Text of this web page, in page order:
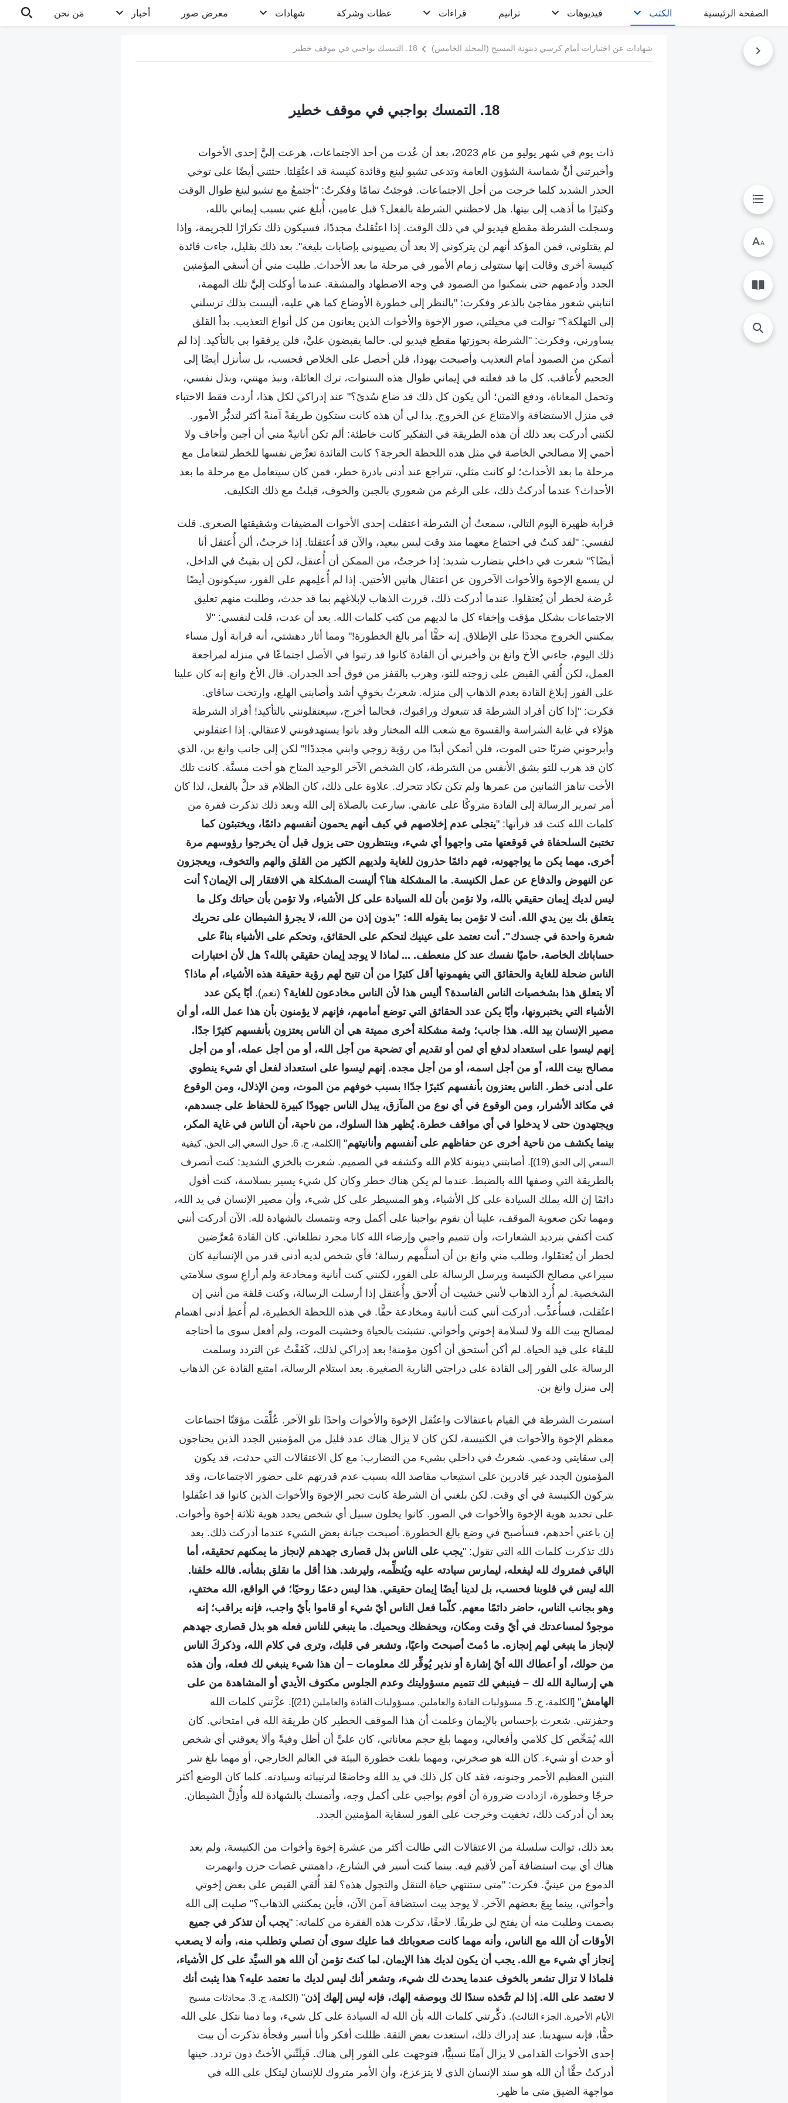
الصفحة الرئيسية الكتب فيديوهات ترانيم قراءات عظات وشركة شهادات معرض صور أخبار مَن نحن
شهادات عن اختبارات أمام كرسي دينونة المسيح (المجلد الخامس) 18. التمسك بواجبي في موقف خطير
18. التمسك بواجبي في موقف خطير
ذات يوم في شهر يوليو من عام 2023، بعد أن عُدت من أحد الاجتماعات، هرعت إليَّ إحدى الأخوات
وأخبرتني أنَّ شماسة الشؤون العامة وتدعى تشيو لينغ وقائدة كنيسة قد اعتُقِلتا. حثتني أيضًا على توخي
الحذر الشديد كلما خرجت من أجل الاجتماعات. فوجئتُ تمامًا وفكرتُ: "أجتمعُ مع تشيو لينغ طوال الوقت
وكثيرًا ما أذهب إلى بيتها. هل لاحظتني الشرطة بالفعل؟ قبل عامين، أُبلغ عني بسبب إيماني بالله،
وسجلت الشرطة مقطع فيديو لي في ذلك الوقت. إذا اعتُقلتُ مجددًا، فسيكون ذلك تكرارًا للجريمة، وإذا
لم يقتلوني، فمن المؤكد أنهم لن يتركوني إلا بعد أن يصيبوني بإصابات بليغة". بعد ذلك بقليل، جاءت قائدة
كنيسة أخرى وقالت إنها ستتولى زمام الأمور في مرحلة ما بعد الأحداث. طلبت مني أن أسقي المؤمنين
الجدد وأدعمهم حتى يتمكنوا من الصمود في وجه الاضطهاد والمشقة. عندما أوكلت إليَّ تلك المهمة،
انتابني شعور مفاجئ بالذعر وفكرت: "بالنظر إلى خطورة الأوضاع كما هي عليه، أليست بذلك ترسلني
إلى التهلكة؟" توالت في مخيلتي، صور الإخوة والأخوات الذين يعانون من كل أنواع التعذيب. بدأ القلق
يساورني، وفكرت: "الشرطة بحوزتها مقطع فيديو لي. حالما يقبضون عليَّ، فلن يرفقوا بي بالتأكيد. إذا لم
أتمكن من الصمود أمام التعذيب وأصبحت يهوذا، فلن أحصل على الخلاص فحسب، بل سأنزل أيضًا إلى
الجحيم لأُعاقب. كل ما قد فعلته في إيماني طوال هذه السنوات، ترك العائلة، ونبذ مهنتي، وبذل نفسي،
وتحمل المعاناة، ودفع الثمن؛ ألن يكون كل ذلك قد ضاع سُدىً؟" عند إدراكي لكل هذا، أردت فقط الاختباء
في منزل الاستضافة والامتناع عن الخروج. بدا لي أن هذه كانت ستكون طريقةً آمنةً أكثر لتدبُّر الأمور.
لكنني أدركت بعد ذلك أن هذه الطريقة في التفكير كانت خاطئة: ألم تكن أنانيةً مني أن أجبن وأخاف ولا
أحمي إلا مصالحي الخاصة في مثل هذه اللحظة الحرجة؟ كانت القائدة تعرِّض نفسها للخطر لتتعامل مع
مرحلة ما بعد الأحداث؛ لو كانت مثلي، تتراجع عند أدنى بادرة خطر، فمن كان سيتعامل مع مرحلة ما بعد
الأحداث؟ عندما أدركتُ ذلك، على الرغم من شعوري بالجبن والخوف، قبلتُ مع ذلك التكليف.
قرابة ظهيرة اليوم التالي، سمعتُ أن الشرطة اعتقلت إحدى الأخوات المضيفات وشقيقتها الصغرى. قلت
لنفسي: "لقد كنتُ في اجتماع معهما منذ وقت ليس ببعيد، والآن قد اُعتقلتا. إذا خرجتُ، ألن أُعتقل أنا
أيضًا؟" شعرت في داخلي بتضارب شديد: إذا خرجتُ، من الممكن أن أُعتقل، لكن إن بقيتُ في الداخل،
لن يسمع الإخوة والأخوات الآخرون عن اعتقال هاتين الأختين. إذا لم أُعلِمهم على الفور، سيكونون أيضًا
عُرضة لخطر أن يُعتقلوا. عندما أدركت ذلك، قررت الذهاب لإبلاغهم بما قد حدث، وطلبت منهم تعليق
الاجتماعات بشكل مؤقت وإخفاء كل ما لديهم من كتب كلمات الله. بعد أن عدت، قلت لنفسي: "لا
يمكنني الخروج مجددًا على الإطلاق. إنه حقًّا أمر بالغ الخطورة!" ومما أثار دهشتي، أنه قرابة أول مساء
ذلك اليوم، جاءني الأخ وانغ بن وأخبرني أن القادة كانوا قد رتبوا في الأصل اجتماعًا في منزله لمراجعة
العمل، لكن أُلقي القبض على زوجته للتو، وهرب بالقفز من فوق أحد الجدران. قال الأخ وانغ إنه كان علينا
على الفور إبلاغ القادة بعدم الذهاب إلى منزله. شعرتُ بخوفٍ أشد وأصابني الهلع، وارتخت ساقاي.
فكرت: "إذا كان أفراد الشرطة قد تتبعوك وراقبوك، فحالما أخرج، سيعتقلونني بالتأكيد! أفراد الشرطة
هؤلاء في غاية الشراسة والقسوة مع شعب الله المختار وقد باتوا يستهدفونني لاعتقالي. إذا اعتقلوني
وأبرحوني ضربًا حتى الموت، فلن أتمكن أبدًا من رؤية زوجي وابني مجددًا!" لكن إلى جانب وانغ بن، الذي
كان قد هرب للتو بشق الأنفس من الشرطة، كان الشخص الآخر الوحيد المتاح هو أخت مسنَّة. كانت تلك
الأخت تناهز الثمانين من عمرها ولم تكن تكاد تتحرك. علاوة على ذلك، كان الظلام قد حلَّ بالفعل، لذا كان
أمر تمرير الرسالة إلى القادة متروكًا على عاتقي. سارعت بالصلاة إلى الله وبعد ذلك تذكرت فقرة من
كلمات الله كنت قد قرأتها: "يتجلى عدم إخلاصهم في كيف أنهم يحمون أنفسهم دائمًا، ويختبئون كما
تختبئ السلحفاة في قوقعتها متى واجهوا أي شيء، وينتظرون حتى يزول قبل أن يخرجوا رؤوسهم مرة
أخرى. مهما يكن ما يواجهونه، فهم دائمًا حذرون للغاية ولديهم الكثير من القلق والهم والتخوف، ويعجزون
عن النهوض والدفاع عن عمل الكنيسة. ما المشكلة هنا؟ أليست المشكلة هي الافتقار إلى الإيمان؟ أنت
ليس لديك إيمان حقيقي بالله، ولا تؤمن بأن لله السيادة على كل الأشياء، ولا تؤمن بأن حياتك وكل ما
يتعلق بك بين يدي الله. أنت لا تؤمن بما يقوله الله: "بدون إذن من الله، لا يجرؤ الشيطان على تحريك
شعرة واحدة في جسدك". أنت تعتمد على عينيك لتحكم على الحقائق، وتحكم على الأشياء بناءً على
حساباتك الخاصة، حاميًا نفسك عند كل منعطف. ... لماذا لا يوجد إيمان حقيقي بالله؟ هل لأن اختبارات
الناس ضحلة للغاية والحقائق التي يفهمونها أقل كثيرًا من أن تتيح لهم رؤية حقيقة هذه الأشياء، أم ماذا؟
ألا يتعلق هذا بشخصيات الناس الفاسدة؟ أليس هذا لأن الناس مخادعون للغاية؟ (نعم). أيًا يكن عدد
الأشياء التي يختبرونها، وأيًا يكن عدد الحقائق التي توضع أمامهم، فإنهم لا يؤمنون بأن هذا عمل الله، أو أن
مصير الإنسان بيد الله. هذا جانب؛ وثمة مشكلة أخرى مميتة هي أن الناس يعتزون بأنفسهم كثيرًا جدًا.
إنهم ليسوا على استعداد لدفع أي ثمن أو تقديم أي تضحية من أجل الله، أو من أجل عمله، أو من أجل
مصالح بيت الله، أو من أجل اسمه، أو من أجل مجده. إنهم ليسوا على استعداد لفعل أي شيء ينطوي
على أدنى خطر. الناس يعتزون بأنفسهم كثيرًا جدًا! بسبب خوفهم من الموت، ومن الإذلال، ومن الوقوع
في مكائد الأشرار، ومن الوقوع في أي نوع من المآزق، يبذل الناس جهودًا كبيرة للحفاظ على جسدهم،
ويجتهدون حتى لا يدخلوا في أي مواقف خطرة. يُظهر هذا السلوك، من ناحية، أن الناس في غاية المكر،
بينما يكشف من ناحية أخرى عن حفاظهم على أنفسهم وأنانيتهم"
[الكلمة، ج. 6. حول السعي إلى الحق. كيفية
السعي إلى الحق (19)]
. أصابتني دينونة كلام الله وكشفه في الصميم. شعرت بالخزي الشديد: كنت أتصرف
بالطريقة التي وصفها الله بالضبط. عندما لم يكن هناك خطر وكان كل شيء يسير بسلاسة، كنت أقول
دائمًا إن الله يملك السيادة على كل الأشياء، وهو المسيطر على كل شيء، وأن مصير الإنسان في يد الله،
ومهما تكن صعوبة الموقف، علينا أن نقوم بواجبنا على أكمل وجه ونتمسك بالشهادة لله. الآن أدركت أنني
كنت أكتفي بترديد الشعارات، وأن تتميم واجبي وإرضاء الله كانا مجرد تطلعاتي. كان القادة مُعرَّضين
لخطر أن يُعتقَلوا، وطلب مني وانغ بن أن أسلَّمهم رسالة؛ فأي شخص لديه أدنى قدر من الإنسانية كان
سيراعي مصالح الكنيسة ويرسل الرسالة على الفور، لكنني كنت أنانية ومخادعة ولم أراعِ سوى سلامتي
الشخصية. لم أُرد الذهاب لأنني خشيت أن أُلاحق وأُعتقل إذا أرسلت الرسالة، وكنت قلقة من أنني إن
اعتُقلت، فسأُعذِّب. أدركت أنني كنت أنانية ومخادعة حقًّا. في هذه اللحظة الخطيرة، لم أُعطِ أدنى اهتمام
لمصالح بيت الله ولا لسلامة إخوتي وأخواتي. تشبثت بالحياة وخشيت الموت، ولم أفعل سوى ما أحتاجه
للبقاء على قيد الحياة. لم أكن أستحق أن أكون مؤمنة! بعد إدراكي لذلك، كَفَفْتُ عن التردد وسلمت
الرسالة على الفور إلى القادة على دراجتي النارية الصغيرة. بعد استلام الرسالة، امتنع القادة عن الذهاب
إلى منزل وانغ بن.
استمرت الشرطة في القيام باعتقالات واعتُقل الإخوة والأخوات واحدًا تلو الآخر. عُلِّقَت مؤقتًا اجتماعات
معظم الإخوة والأخوات في الكنيسة، لكن كان لا يزال هناك عدد قليل من المؤمنين الجدد الذين يحتاجون
إلى سقايتي ودعمي. شعرتُ في داخلي بشيء من التضارب: مع كل الاعتقالات التي حدثت، قد يكون
المؤمنون الجدد غير قادرين على استيعاب مقاصد الله بسبب عدم قدرتهم على حضور الاجتماعات، وقد
يتركون الكنيسة في أي وقت. لكن بلغني أن الشرطة كانت تجبر الإخوة والأخوات الذين كانوا قد اعتُقلوا
على تحديد هوية الإخوة والأخوات في الصور. كانوا يخلون سبيل أي شخص يحدد هوية ثلاثة إخوة وأخوات.
إن باعني أحدهم، فسأصبح في وضع بالغ الخطورة. أصبحت جبانة بعض الشيء عندما أدركت ذلك. بعد
ذلك تذكرت كلمات الله التي تقول: "يجب على الناس بذل قصارى جهدهم لإنجاز ما يمكنهم تحقيقه، أما
الباقي فمتروك لله ليفعله، ليمارس سيادته عليه ويُنظِّمه، وليرشد. هذا أقل ما نقلق بشأنه. فالله خلفنا.
الله ليس في قلوبنا فحسب، بل لدينا أيضًا إيمان حقيقي. هذا ليس دعمًا روحيًا؛ في الواقع، الله مختفٍ،
وهو بجانب الناس، حاضر دائمًا معهم. كلّما فعل الناس أيّ شيء أو قاموا بأيّ واجب، فإنه يراقب؛ إنه
موجودٌ لمساعدتك في أيّ وقت ومكان، ويحفظك ويحميك. ما ينبغي للناس فعله هو بذل قصارى جهدهم
لإنجاز ما ينبغي لهم إنجازه. ما دُمتَ أصبحتَ واعيًا، وتشعر في قلبك، وترى في كلام الله، وذكركَ الناس
من حولك، أو أعطاك الله أيّ إشارة أو نذير يُوفِّر لك معلومات – أن هذا شيء ينبغي لك فعله، وأن هذه
هي إرسالية الله لك – فينبغي لك تتميم مسؤوليتك وعدم الجلوس مكتوف الأيدي أو المشاهدة من على
الهامش" [الكلمة، ج. 5. مسؤوليات القادة والعاملين. مسؤوليات القادة والعاملين (21)]
. عزَّتني كلمات الله
وحفزتني. شعرت بإحساس بالإيمان وعلمت أن هذا الموقف الخطير كان طريقة الله في امتحاني. كان
الله يُمَحِّص كل كلامي وأفعالي، ومهما بلغ حجم معاناتي، كان عليَّ أن أظل وفيةً وألا يعوقني أي شخص
أو حدث أو شيء. كان الله هو صخرتي، ومهما بلغت خطورة البيئة في العالم الخارجي، أو مهما بلغ شر
التنين العظيم الأحمر وجنونه، فقد كان كل ذلك في يد الله وخاضعًا لترتيباته وسيادته. كلما كان الوضع أكثر
حرجًا وخطورة، ازدادت ضرورة أن أقوم بواجبي على أكمل وجه، وأتمسك بالشهادة لله وأُذِلَّ الشيطان.
بعد أن أدركت ذلك، تخفيت وخرجت على الفور لسقاية المؤمنين الجدد.
بعد ذلك، توالت سلسلة من الاعتقالات التي طالت أكثر من عشرة إخوة وأخوات من الكنيسة، ولم يعد
هناك أي بيت استضافة آمن لأقيم فيه. بينما كنت أسير في الشارع، داهمتني غصات حزن وانهمرت
الدموع من عينيَّ. فكرت: "متى ستنتهي حياة التنقل والتجول هذه؟ لقد أُلقي القبض على بعض إخوتي
وأخواتي، بينما بِيعَ بعضهم الآخر. لا يوجد بيت استضافة آمن الآن، فأين يمكنني الذهاب؟" صليت إلى الله
بصمت وطلبت منه أن يفتح لي طريقًا. لاحقًا، تذكرت هذه الفقرة من كلماته: "يجب أن تتذكر في جميع
الأوقات أن الله مع الناس، وأنه مهما كانت صعوباتك فما عليك سوى أن تصلي وتطلب منه، وأنه لا يصعب
إنجاز أي شيء مع الله. يجب أن يكون لديك هذا الإيمان. لما كنتَ تؤمن أن الله هو السيِّد على كل الأشياء،
فلماذا لا تزال تشعر بالخوف عندما يحدث لك شيء، وتشعر أنك ليس لديك ما تعتمد عليه؟ هذا يثبت أنك
لا تعتمد على الله. إذا لم تتّخذه سندًا لك وبوصفه إلهك، فإنه ليس إلهك إذن"
(الكلمة، ج. 3. محادثات مسيح
الأيام الأخيرة. الجزء الثالث). ذكَّرتني كلمات الله بأن الله له السيادة على كل شيء، وما دمنا نتكل على الله
حقًّا، فإنه سيهدينا. عند إدراك ذلك، استعدت بعض الثقة. ظللت أفكر وأنا أسير وفجأة تذكرت أن بيت
إحدى الأخوات القدامى لا يزال آمنًا نسبيًّا، فتوجهت على الفور إلى هناك. قَبِلَتْني الأختُ دون تردد. حينها
أدركتُ حقًّا أن الله هو سند الإنسان الذي لا يتزعزع، وأن الأمر متروك للإنسان ليتكل على الله في
مواجهة الضيق متى ما ظهر.